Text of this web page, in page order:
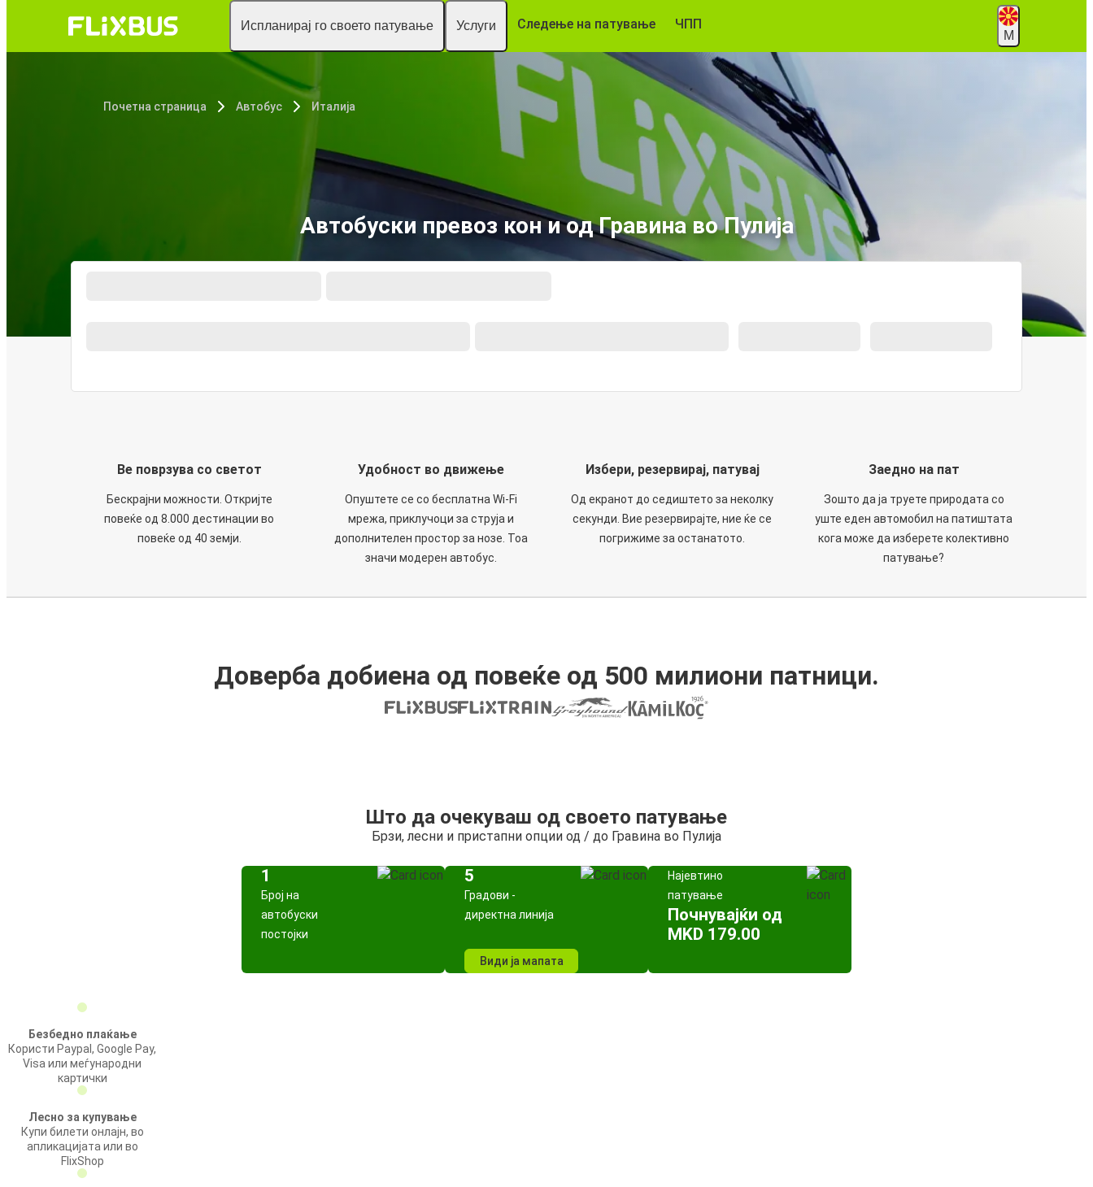
Испланирај го своето патување Услуги Следење на патување ЧПП
М
Почетна страница Автобус Италија
Автобуски превоз кон и од Гравина во Пулија
Ве поврзува со светот
Бескрајни можности. Откријте
повеќе од 8.000 дестинации во
повеќе од 40 земји.
Удобност во движење
Опуштете се со бесплатна Wi-Fi
мрежа, приклучоци за струја и
дополнителен простор за нозе. Тоа
значи модерен автобус.
Избери, резервирај, патувај
Од екранот до седиштето за неколку
секунди. Вие резервирајте, ние ќе се
погрижиме за останатото.
Заедно на пат
Зошто да ја труете природата со
уште еден автомобил на патиштата
кога може да изберете колективно
патување?
Доверба добиена од повеќе од 500 милиони патници.
Што да очекуваш од своето патување
Брзи, лесни и пристапни опции од / до Гравина во Пулија
1
Број на
автобуски
постојки
5
Градови -
директна линија
Види ја мапата
Најевтино
патување
Почнувајќи од
MKD 179.00
Безбедно плаќање
Користи Paypal, Google Pay,
Visa или меѓународни
картички
Лесно за купување
Купи билети онлајн, во
апликацијата или во
FlixShop